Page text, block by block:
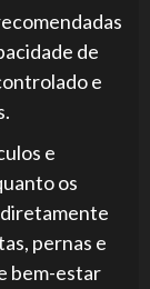
de
e
e
os
diretamente
pernas e
bem-estar